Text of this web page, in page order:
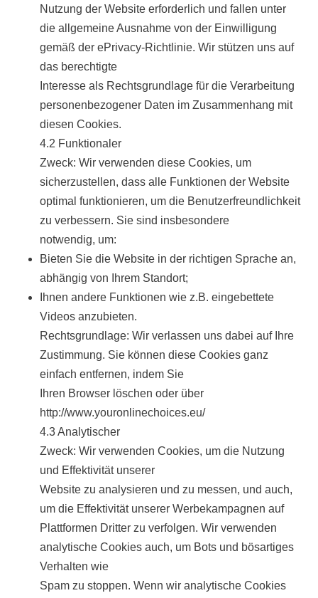
Nutzung der Website erforderlich und fallen unter
die allgemeine Ausnahme von der Einwilligung
gemäß der ePrivacy-Richtlinie. Wir stützen uns auf
das berechtigte
Interesse als Rechtsgrundlage für die Verarbeitung
personenbezogener Daten im Zusammenhang mit
diesen Cookies.
4.2 Funktionaler
Zweck: Wir verwenden diese Cookies, um
sicherzustellen, dass alle Funktionen der Website
optimal funktionieren, um die Benutzerfreundlichkeit
zu verbessern. Sie sind insbesondere
notwendig, um:
Bieten Sie die Website in der richtigen Sprache an,
abhängig von Ihrem Standort;
Ihnen andere Funktionen wie z.B. eingebettete
Videos anzubieten.
Rechtsgrundlage: Wir verlassen uns dabei auf Ihre
Zustimmung. Sie können diese Cookies ganz
einfach entfernen, indem Sie
Ihren Browser löschen oder über
http://www.youronlinechoices.eu/
4.3 Analytischer
Zweck: Wir verwenden Cookies, um die Nutzung
und Effektivität unserer
Website zu analysieren und zu messen, und auch,
um die Effektivität unserer Werbekampagnen auf
Plattformen Dritter zu verfolgen. Wir verwenden
analytische Cookies auch, um Bots und bösartiges
Verhalten wie
Spam zu stoppen. Wenn wir analytische Cookies